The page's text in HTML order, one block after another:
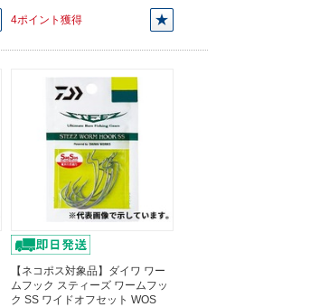
4ポイント獲得
【ネコポス対象品】ダイワ ワー
ムフック スティーズ ワームフッ
ク SS ワイドオフセット WOS